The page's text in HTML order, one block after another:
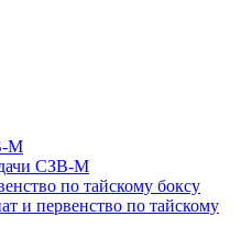
СЗВ-М
и первенство по тайскому